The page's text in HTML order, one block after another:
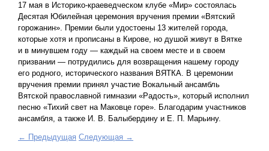
17 мая в Историко-краеведческом клубе «Мир» состоялась
Десятая Юбилейная церемония вручения премии «Вятский
горожанин». Премии были удостоены 13 жителей города,
которые хотя и прописаны в Кирове, но душой живут в Вятке
и в минувшем году — каждый на своем месте и в своем
призвании — потрудились для возвращения нашему городу
его родного, исторического названия ВЯТКА. В церемонии
вручения премии принял участие Вокальный ансамбль
Вятской православной гимназии «Радость», который исполнил
песню «Тихий свет на Маковце горе». Благодарим участников
ансамбля, а также И. В. Балыбердину и Е. П. Марьину.
← Предыдущая Следующая →